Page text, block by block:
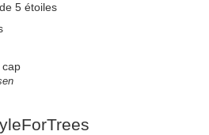
5 étoiles
cap